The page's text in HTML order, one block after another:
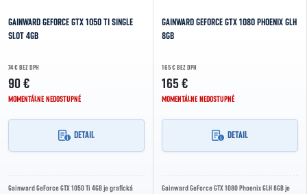
GAINWARD GEFORCE GTX 1050 TI SINGLE
SLOT 4GB
74 € BEZ DPH
90 €
MOMENTÁLNE NEDOSTUPNÉ
DETAIL
Gainward GeForce GTX 1050 Ti 4GB je grafická
GAINWARD GEFORCE GTX 1080 PHOENIX GLH
8GB
165 € BEZ DPH
165 €
MOMENTÁLNE NEDOSTUPNÉ
DETAIL
Gainward GeForce GTX 1080 Phoenix GLH 8GB je